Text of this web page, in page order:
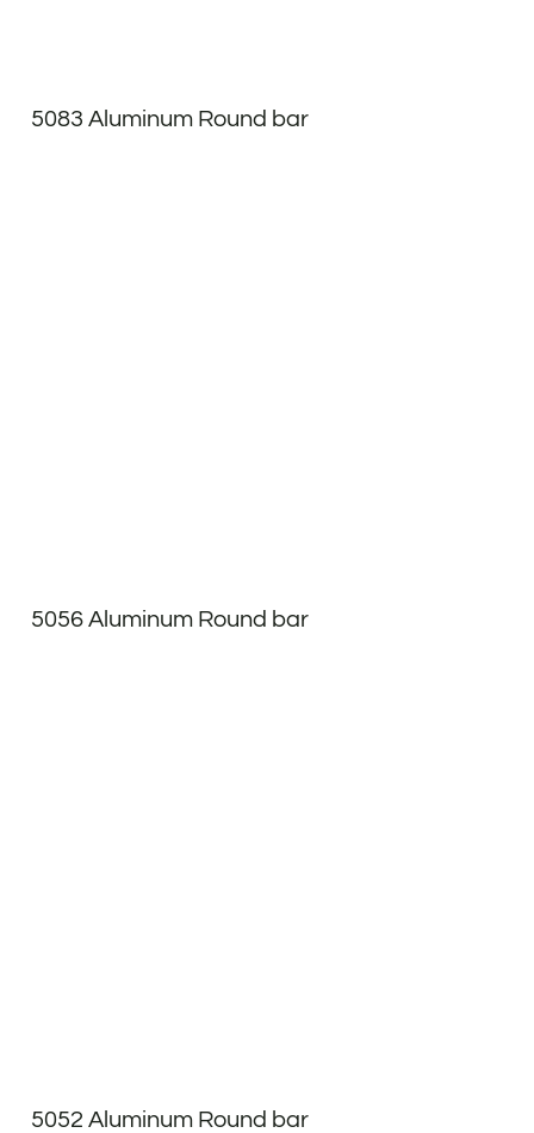
5083 Aluminum Round bar
5056 Aluminum Round bar
5052 Aluminum Round bar